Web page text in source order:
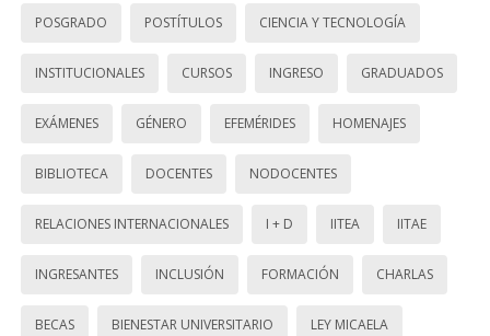
POSGRADO POSTÍTULOS CIENCIA Y TECNOLOGÍA
INSTITUCIONALES CURSOS INGRESO GRADUADOS
EXÁMENES GÉNERO EFEMÉRIDES HOMENAJES
BIBLIOTECA DOCENTES NODOCENTES
RELACIONES INTERNACIONALES I + D IITEA IITAE
INGRESANTES INCLUSIÓN FORMACIÓN CHARLAS
BECAS BIENESTAR UNIVERSITARIO LEY MICAELA